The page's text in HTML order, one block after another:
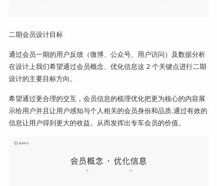
二期会员设计目标
通过会员一期的用户反馈（微博、公众号、用户访问）及数据分析
在设计上我们希望通过会员概念、优化信息这 2 个关键点进行二期
设计的主要目标方向。
希望通过更合理的交互，会员信息的梳理优化把更为核心的内容展
示给用户并且让用户感知与个人相关的会员身份和品质.通过有效的
信息让用户得到更大的收益。从而发挥出专车会员的价值。